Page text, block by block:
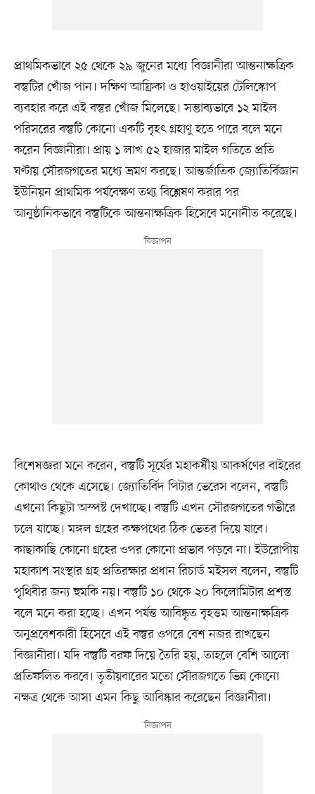
প্রাথমিকভাবে ২৫ থেকে ২৯ জুনের মধ্যে বিজ্ঞানীরা আন্তনাক্ষত্রিক
বস্তুটির খোঁজ পান। দক্ষিণ আফ্রিকা ও হাওয়াইয়ের টেলিস্কোপ
ব্যবহার করে এই বস্তুর খোঁজ মিলেছে। সম্ভাব্যভাবে ১২ মাইল
পরিসরের বস্তুটি কোনো একটি বৃহৎ গ্রহাণু হতে পারে বলে মনে
করেন বিজ্ঞানীরা। প্রায় ১ লাখ ৫২ হাজার মাইল গতিতে প্রতি
ঘণ্টায় সৌরজগতের মধ্যে ভ্রমণ করছে। আন্তর্জাতিক জ্যোতির্বিজ্ঞান
ইউনিয়ন প্রাথমিক পর্যবেক্ষণ তথ্য বিশ্লেষণ করার পর
আনুষ্ঠানিকভাবে বস্তুটিকে আন্তনাক্ষত্রিক হিসেবে মনোনীত করেছে।
বিশেষজ্ঞরা মনে করেন, বস্তুটি সূর্যের মহাকর্ষীয় আকর্ষণের বাইরের
কোথাও থেকে এসেছে। জ্যোতির্বিদ পিটার ভেরেস বলেন, বস্তুটি
এখনো কিছুটা অস্পষ্ট দেখাচ্ছে। বস্তুটি এখন সৌরজগতের গভীরে
চলে যাচ্ছে। মঙ্গল গ্রহের কক্ষপথের ঠিক ভেতর দিয়ে যাবে।
কাছাকাছি কোনো গ্রহের ওপর কোনো প্রভাব পড়বে না। ইউরোপীয়
মহাকাশ সংস্থার গ্রহ প্রতিরক্ষার প্রধান রিচার্ড মইসল বলেন, বস্তুটি
পৃথিবীর জন্য হুমকি নয়। বস্তুটি ১০ থেকে ২০ কিলোমিটার প্রশস্ত
বলে মনে করা হচ্ছে। এখন পর্যন্ত আবিষ্কৃত বৃহত্তম আন্তনাক্ষত্রিক
অনুপ্রবেশকারী হিসেবে এই বস্তুর ওপরে বেশ নজর রাখছেন
বিজ্ঞানীরা। যদি বস্তুটি বরফ দিয়ে তৈরি হয়, তাহলে বেশি আলো
প্রতিফলিত করবে। তৃতীয়বারের মতো সৌরজগতে ভিন্ন কোনো
নক্ষত্র থেকে আসা এমন কিছু আবিষ্কার করেছেন বিজ্ঞানীরা।